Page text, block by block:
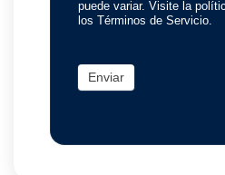
puede variar. Visite la
los Términos de Servicio.
Enviar